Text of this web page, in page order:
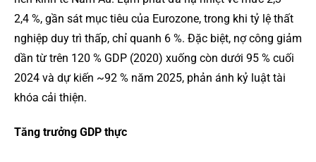
2,4 %, gần sát mục tiêu của Eurozone, trong khi tỷ lệ thất
nghiệp duy trì thấp, chỉ quanh 6 %. Đặc biệt, nợ công giảm
dần từ trên 120 % GDP (2020) xuống còn dưới 95 % cuối
2024 và dự kiến ~92 % năm 2025, phản ánh kỷ luật tài
khóa cải thiện.
Tăng trưởng GDP thực